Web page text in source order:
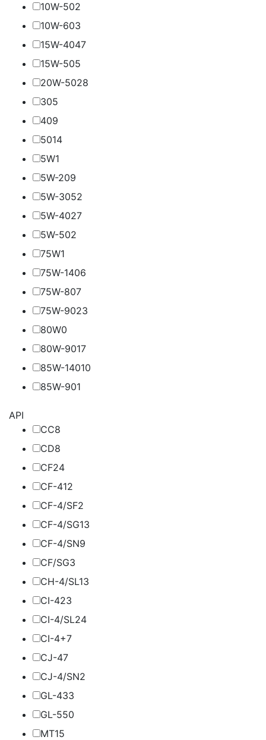
10W-502
10W-603
15W-4047
15W-505
20W-5028
305
409
5014
5W1
5W-209
5W-3052
5W-4027
5W-502
75W1
75W-1406
75W-807
75W-9023
80W0
80W-9017
85W-14010
85W-901
API
CC8
CD8
CF24
CF-412
CF-4/SF2
CF-4/SG13
CF-4/SN9
CF/SG3
CH-4/SL13
CI-423
CI-4/SL24
CI-4+7
CJ-47
CJ-4/SN2
GL-433
GL-550
MT15